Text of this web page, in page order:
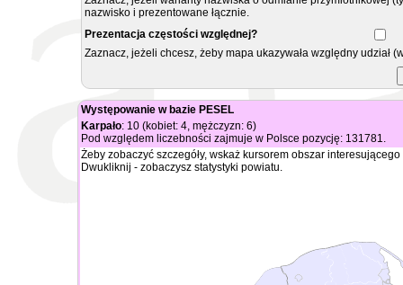
nazwisko i prezentowane łącznie.
Prezentacja częstości względnej?
Zaznacz, jeżeli chcesz, żeby mapa ukazywała względny
Występowanie w bazie PESEL
Karpało: 10 (kobiet: 4, mężczyzn: 6)
Pod względem liczebności zajmuje w Polsce pozycję: 131781.
Żeby zobaczyć szczegóły, wskaż kursorem obszar
Dwukliknij - zobaczysz statystyki powiatu.